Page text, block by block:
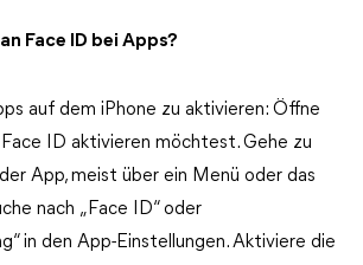
Face ID bei Apps?
auf dem iPhone zu aktivieren: Öffne
ID aktivieren möchtest. Gehe zu
App, meist über ein Menü oder das
nach „Face ID“ oder
in den App-Einstellungen. Aktiviere die